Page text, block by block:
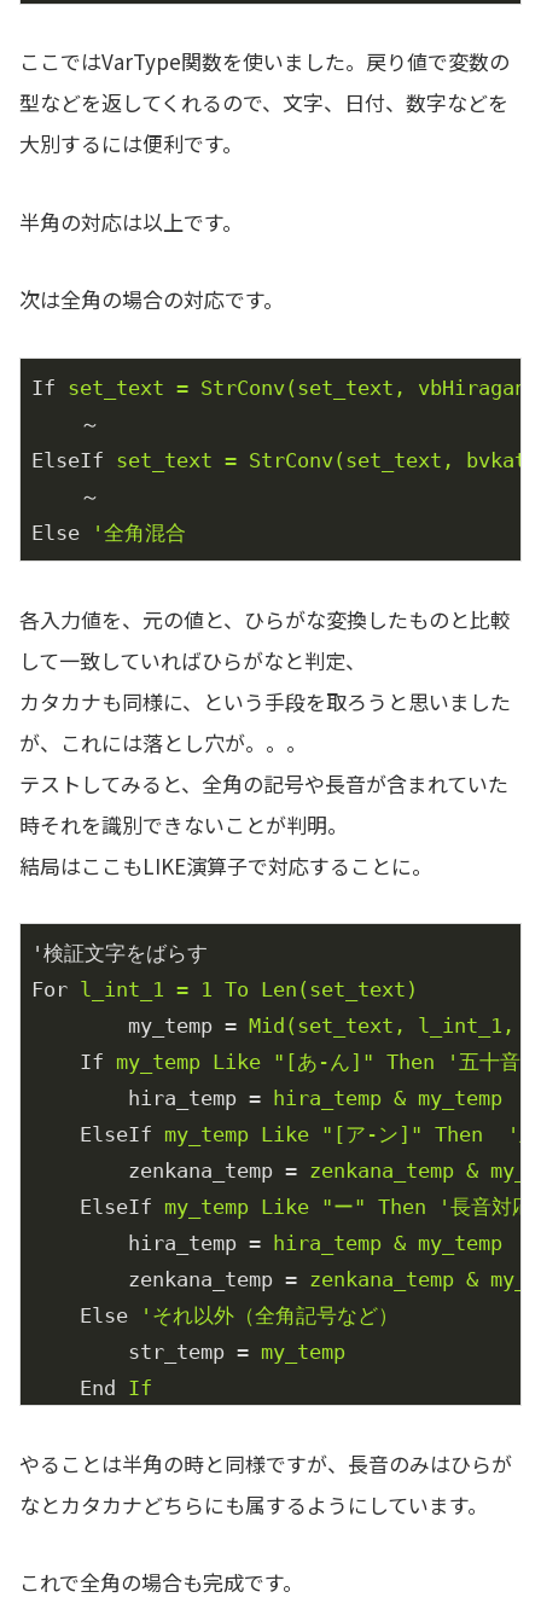
ここではVarType関数を使いました。戻り値で変数の
型などを返してくれるので、文字、日付、数字などを
大別するには便利です。
半角の対応は以上です。
次は全角の場合の対応です。
If set_text = StrConv(set_text, vbHiragana)
～
ElseIf set_text = StrConv(set_text,
～
Else
'全角混合
各入力値を、元の値と、ひらがな変換したものと比較
して一致していればひらがなと判定、
カタカナも同様に、という手段を取ろうと思いました
が、これには落とし穴が。。。
テストしてみると、全角の記号や長音が含まれていた
時それを識別できないことが判明。
結局はここもLIKE演算子で対応することに。
'検証文字をばらす
For l_int_1 = 1 To Len(set_text)
my_temp = Mid(set_text, l_int_1,
If my_temp Like "[あ-ん]" Then '五十音ひ
hira_temp = hira_temp & my_temp
ElseIf my_temp Like "[ア-ン]" Then  '五
zenkana_temp = zenkana_temp &
ElseIf my_temp Like "ー" Then '長音対応
hira_temp = hira_temp & my_temp
zenkana_temp = zenkana_temp &
Else
'それ以外（全角記号など）
str_temp = my_temp
End If
やることは半角の時と同様ですが、長音のみはひらが
なとカタカナどちらにも属するようにしています。
これで全角の場合も完成です。